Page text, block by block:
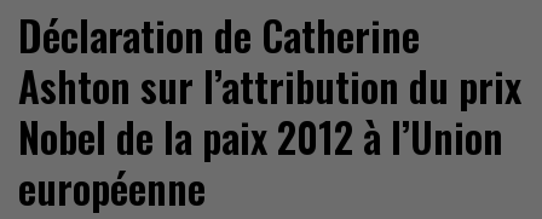
Déclaration de Catherine
Ashton sur l’attribution du prix
Nobel de la paix 2012 à l’Union
européenne